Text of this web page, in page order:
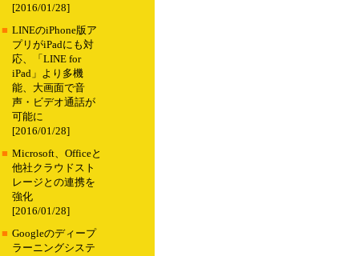
[2016/01/28]
■ LINEのiPhone版ア
プリがiPadにも対
応、「LINE for
iPad」より多機
能、大画面で音
声・ビデオ通話が
可能に
[2016/01/28]
■ Microsoft、Officeと
他社クラウドスト
レージとの連携を
強化
[2016/01/28]
■ Googleのディープ
ラーニングシステ